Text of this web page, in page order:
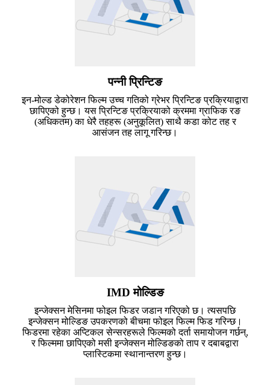
पन्नी प्रिन्टिङ
इन-मोल्ड डेकोरेशन फिल्म उच्च गतिको ग्रेभर प्रिन्टिङ प्रक्रियाद्वारा
छापिएको हुन्छ। यस प्रिन्टिङ प्रक्रियाको क्रममा ग्राफिक रङ
(अधिकतम) का धेरै तहहरू (अनुकूलित) साथै कडा कोट तह र
आसंजन तह लागू गरिन्छ।
IMD मोल्डिङ
इन्जेक्सन मेसिनमा फोइल फिडर जडान गरिएको छ। त्यसपछि
इन्जेक्सन मोल्डिङ उपकरणको बीचमा फोइल फिल्म फिड गरिन्छ।
फिडरमा रहेका अप्टिकल सेन्सरहरूले फिल्मको दर्ता समायोजन गर्छन्,
र फिल्ममा छापिएको मसी इन्जेक्सन मोल्डिङको ताप र दबाबद्वारा
प्लास्टिकमा स्थानान्तरण हुन्छ।